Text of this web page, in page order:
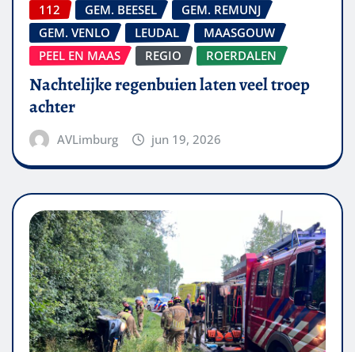
112 GEM. BEESEL
GEM. REMUNJ
GEM. VENLO
LEUDAL
MAASGOUW
PEEL EN MAAS
REGIO ROERDALEN
Nachtelijke regenbuien laten veel troep
achter
AVLimburg jun 19, 2026